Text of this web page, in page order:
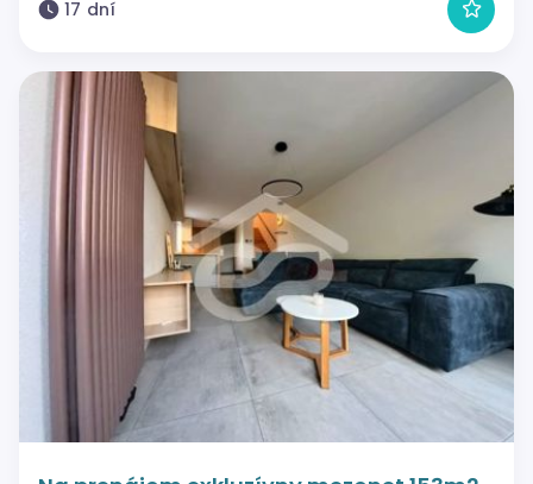
17 dní